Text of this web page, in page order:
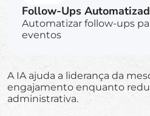
Follow-Ups
Automatizar follow-ups
eventos
A IA ajuda a liderança da
engajamento enquanto
administrativa.